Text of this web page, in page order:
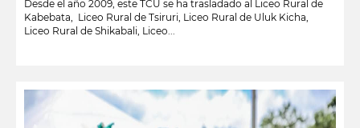
Desde el año 2009, este TCU se ha trasladado al Liceo Rural de
Kabebata, Liceo Rural de Tsiruri, Liceo Rural de Uluk Kicha,
Liceo Rural de Shikabali, Liceo...